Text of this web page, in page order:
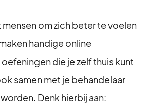
om zich beter te voelen
handige online
die je zelf thuis kunt
samen met je behandelaar
Denk hierbij aan: